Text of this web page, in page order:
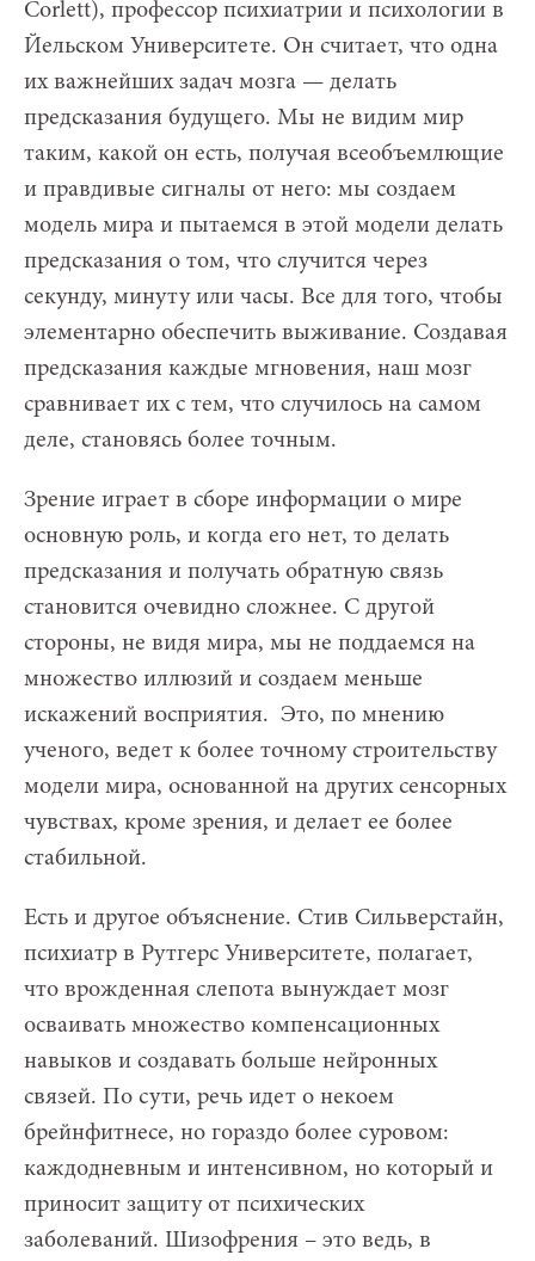
Corlett), профессор психиатрии и психологии в
Йельском Университете. Он считает, что одна
их важнейших задач мозга — делать
предсказания будущего. Мы не видим мир
таким, какой он есть, получая всеобъемлющие
и правдивые сигналы от него: мы создаем
модель мира и пытаемся в этой модели делать
предсказания о том, что случится через
секунду, минуту или часы. Все для того, чтобы
элементарно обеспечить выживание. Создавая
предсказания каждые мгновения, наш мозг
сравнивает их с тем, что случилось на самом
деле, становясь более точным.
Зрение играет в сборе информации о мире
основную роль, и когда его нет, то делать
предсказания и получать обратную связь
становится очевидно сложнее. С другой
стороны, не видя мира, мы не поддаемся на
множество иллюзий и создаем меньше
искажений восприятия. Это, по мнению
ученого, ведет к более точному строительству
модели мира, основанной на других сенсорных
чувствах, кроме зрения, и делает ее более
стабильной.
Есть и другое объяснение. Стив Сильверстайн,
психиатр в Рутгерс Университете, полагает,
что врожденная слепота вынуждает мозг
осваивать множество компенсационных
навыков и создавать больше нейронных
связей. По сути, речь идет о некоем
брейнфитнесе, но гораздо более суровом:
каждодневным и интенсивном, но который и
приносит защиту от психических
заболеваний. Шизофрения – это ведь, в